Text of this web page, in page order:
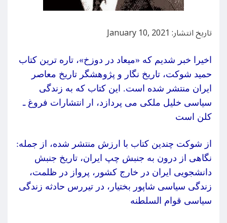
تاریخ انتشار: January 10, 2021
اخیرا خبر شدیم که «میعاد در دوزخ»، تاره ترین کتاب
حمید شوکت، تاریخ نگار و پژوهشگر تاریخ معاصر
ایران منتشر شده است. این کتاب که به زندگی
سیاسی خلیل ملکی می پردازد، ار انتشارات فروغ ـ
کلن است
از شوکت چندین کتاب با ارزش منتشر شده، از جمله:
نگاهی از درون به جنبش چپ ایران، تاریخ جنبش
دانشجویی ایران در خارج کشور، پرواز در ظلمت،
زندگی سیاسی شاپور بختیار، در تیررس حادثه زندگی
سیاسی قوام السلطنه